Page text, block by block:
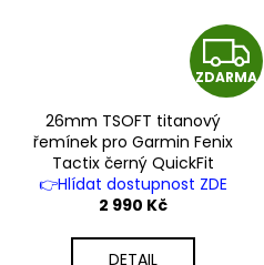
Z
D
ZDARMA
26mm TSOFT titanový
řemínek pro Garmin Fenix
Tactix černý QuickFit
👉Hlídat dostupnost ZDE
2 990 Kč
DETAIL